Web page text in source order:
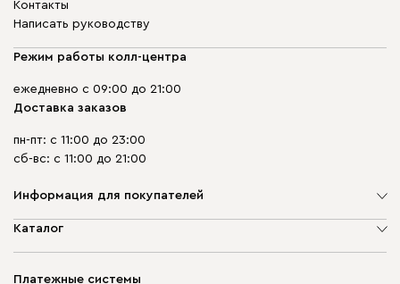
Контакты
Написать руководству
Режим работы колл-центра
ежедневно с 09:00 до 21:00
Доставка заказов
пн-пт: с 11:00 до 23:00
сб-вс: с 11:00 до 21:00
Информация для покупателей
О компании
Каталог
Корпусная мебель
Платежные системы